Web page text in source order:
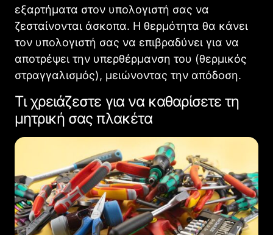
εξαρτήματα στον υπολογιστή σας να
ζεσταίνονται άσκοπα. Η θερμότητα θα κάνει
τον υπολογιστή σας να επιβραδύνει για να
αποτρέψει την υπερθέρμανση του (θερμικός
στραγγαλισμός), μειώνοντας την απόδοση.
Τι χρειάζεστε για να καθαρίσετε τη
μητρική σας πλακέτα